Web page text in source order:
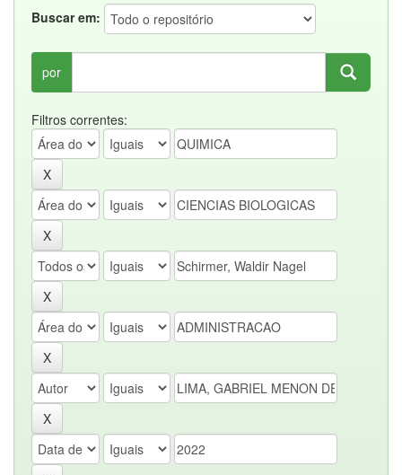
Buscar em:
por
Filtros correntes: